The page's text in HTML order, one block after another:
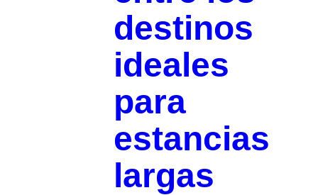
destinos
ideales
para
estancias
largas